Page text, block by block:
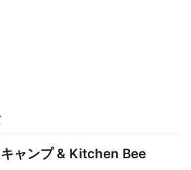
ャンプ & Kitchen Bee